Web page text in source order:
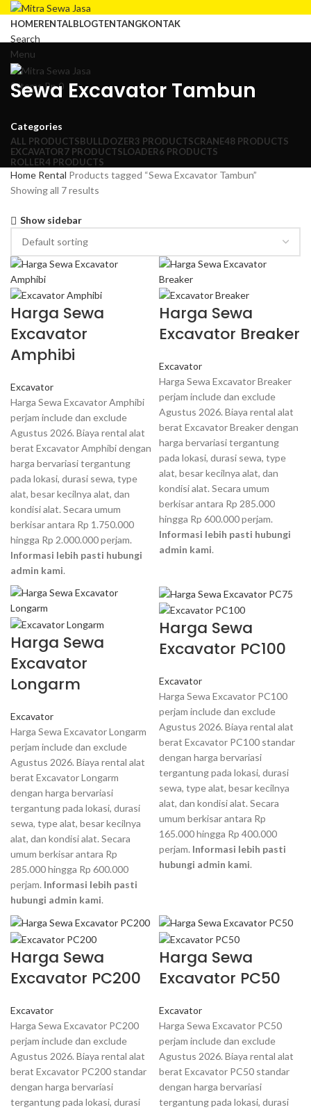
HOMERENTALBLOGTENTANGKONTAK
Search
Menu
0items Rp0
Sewa Excavator Tambun
Categories
ALL PRODUCTSBULLDOZER3 PRODUCTSCRANE48 PRODUCTS
EXCAVATOR7 PRODUCTSLOADER6 PRODUCTS
ROLLER4 PRODUCTS
Home Rental Products tagged “Sewa Excavator Tambun”
Showing all 7 results
Show sidebar
Harga Sewa
Excavator
Amphibi
Excavator
Harga Sewa Excavator Amphibi
perjam include dan exclude
Agustus 2026. Biaya rental alat
berat Excavator Amphibi dengan
harga bervariasi tergantung
pada lokasi, durasi sewa, type
alat, besar kecilnya alat, dan
kondisi alat. Secara umum
berkisar antara Rp 1.750.000
hingga Rp 2.000.000 perjam.
Informasi lebih pasti hubungi
admin kami.
Harga Sewa
Excavator Breaker
Excavator
Harga Sewa Excavator Breaker
perjam include dan exclude
Agustus 2026. Biaya rental alat
berat Excavator Breaker dengan
harga bervariasi tergantung
pada lokasi, durasi sewa, type
alat, besar kecilnya alat, dan
kondisi alat. Secara umum
berkisar antara Rp 285.000
hingga Rp 600.000 perjam.
Informasi lebih pasti hubungi
admin kami.
Harga Sewa
Excavator
Longarm
Excavator
Harga Sewa Excavator Longarm
perjam include dan exclude
Agustus 2026. Biaya rental alat
berat Excavator Longarm
dengan harga bervariasi
tergantung pada lokasi, durasi
sewa, type alat, besar kecilnya
alat, dan kondisi alat. Secara
umum berkisar antara Rp
285.000 hingga Rp 600.000
perjam. Informasi lebih pasti
hubungi admin kami.
Harga Sewa
Excavator PC100
Excavator
Harga Sewa Excavator PC100
perjam include dan exclude
Agustus 2026. Biaya rental alat
berat Excavator PC100 standar
dengan harga bervariasi
tergantung pada lokasi, durasi
sewa, type alat, besar kecilnya
alat, dan kondisi alat. Secara
umum berkisar antara Rp
165.000 hingga Rp 400.000
perjam. Informasi lebih pasti
hubungi admin kami.
Harga Sewa
Excavator PC200
Excavator
Harga Sewa Excavator PC200
perjam include dan exclude
Agustus 2026. Biaya rental alat
berat Excavator PC200 standar
dengan harga bervariasi
tergantung pada lokasi, durasi
Harga Sewa
Excavator PC50
Excavator
Harga Sewa Excavator PC50
perjam include dan exclude
Agustus 2026. Biaya rental alat
berat Excavator PC50 standar
dengan harga bervariasi
tergantung pada lokasi, durasi